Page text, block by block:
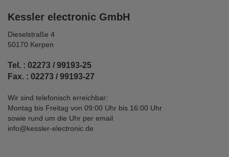
Kessler electronic GmbH
Dieselstraße 4
50170 Kerpen
Tel. : 02273 / 99193-25
Fax. : 02273 / 99193-27
Wir sind telefonisch erreichbar:
Montag bis Freitag von 09:00 Uhr bis 16:00 Uhr
sowie rund um die Uhr per email
info@kessler-electronic.de